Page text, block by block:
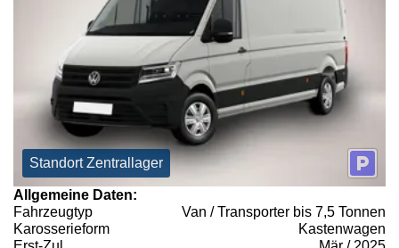
Standort Zentrallager
Allgemeine Daten:
Fahrzeugtyp
Van / Transporter bis 7,5 Tonnen
Karosserieform
Kastenwagen